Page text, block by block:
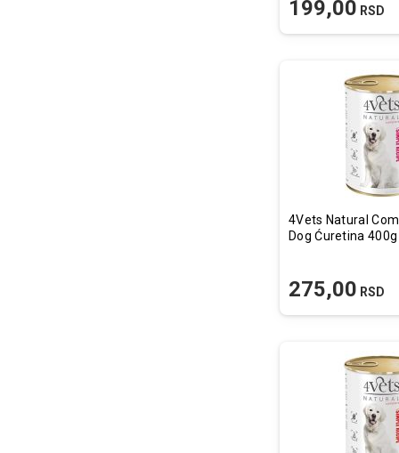
199,00 RSD
4Vets Natural
Dog Ćuretina 400g
275,00 RSD